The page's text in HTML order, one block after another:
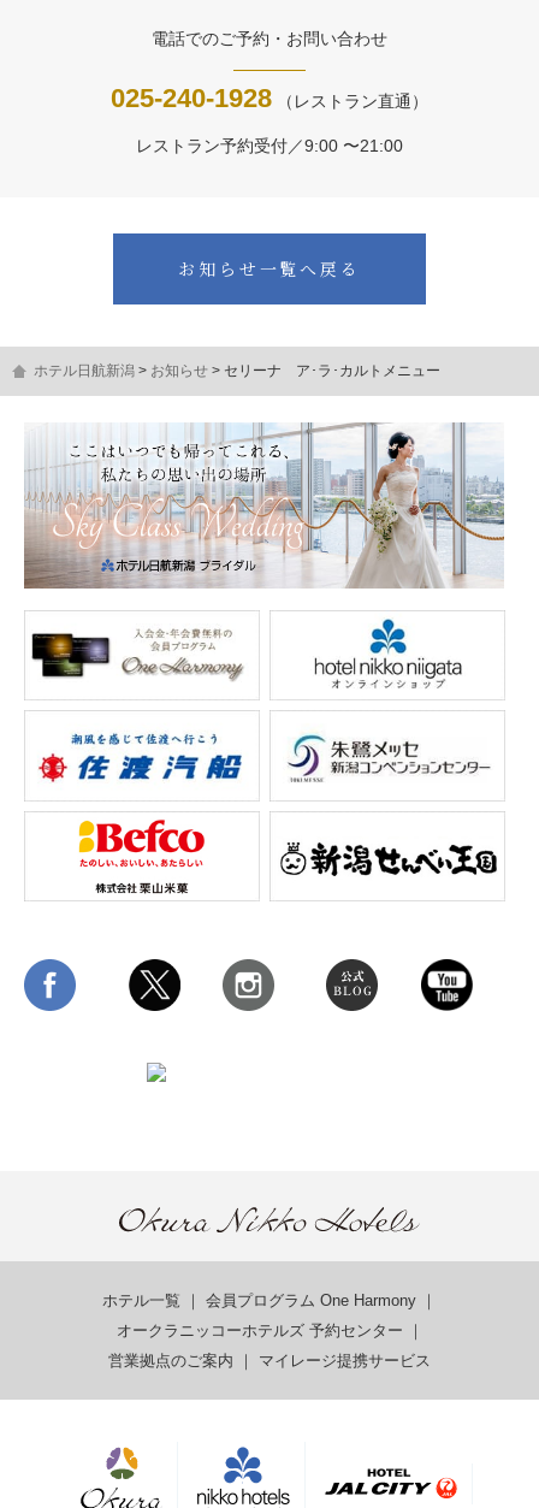
電話でのご予約・お問い合わせ
025-240-1928 （レストラン直通）
レストラン予約受付／9:00 〜21:00
お知らせ一覧へ戻る
ホテル日航新潟 お知らせ セリーナ ア･ラ･カルトメニュー
ホテル一覧 ｜ 会員プログラム One Harmony ｜
オークラニッコーホテルズ 予約センター ｜
営業拠点のご案内 ｜ マイレージ提携サービス